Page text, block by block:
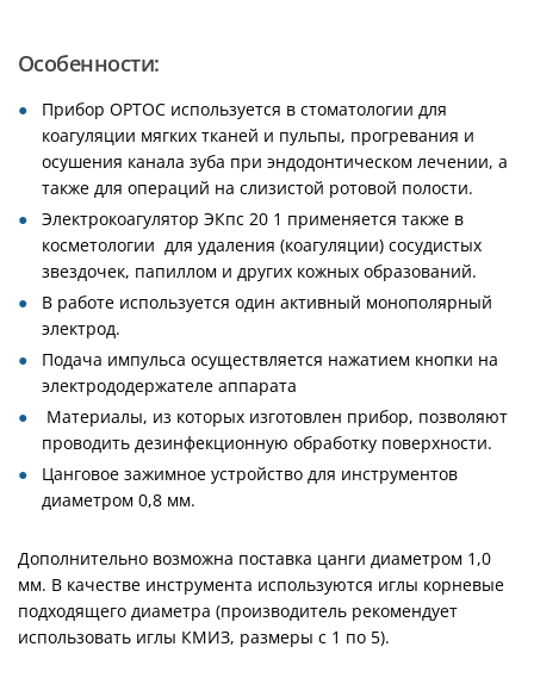
Особенности:
Прибор ОРТОС используется в стоматологии для
коагуляции мягких тканей и пульпы, прогревания и
осушения канала зуба при эндодонтическом лечении, а
также для операций на слизистой ротовой полости.
Электрокоагулятор ЭКпс 20 1 применяется также в
косметологии для удаления (коагуляции) сосудистых
звездочек, папиллом и других кожных образований.
В работе используется один активный монополярный
электрод.
Подача импульса осуществляется нажатием кнопки на
электрододержателе аппарата
Материалы, из которых изготовлен прибор, позволяют
проводить дезинфекционную обработку поверхности.
Цанговое зажимное устройство для инструментов
диаметром 0,8 мм.
Дополнительно возможна поставка цанги диаметром 1,0
мм. В качестве инструмента используются иглы корневые
подходящего диаметра (производитель рекомендует
использовать иглы КМИЗ, размеры с 1 по 5).